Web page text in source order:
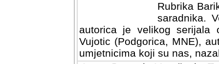
Rubrika
saradnika.
autorica je velikog serijala
Vujotic (Podgorica, MNE),
umjetnicima koji su nas,